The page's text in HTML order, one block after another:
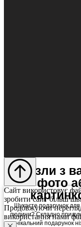
Пазли з
фото
Шукаєте подарунок для
людини? Складно
унікальний подарунок
Сайт використовує
зробити сайт більш
Продовжуючи
використання нами